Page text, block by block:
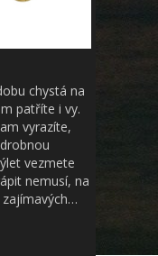
chystá na
patříte i vy.
vyrazíte,
vezmete
nemusí, na